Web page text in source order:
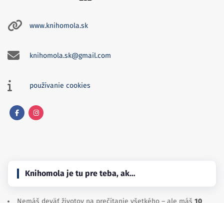
knihomola.sk@gmail.com
používanie cookies
Nemáš deväť životov na prečítanie všetkého – ale máš
Túžiš po ďalšej skvelej knihe, lennevieš, kde začať